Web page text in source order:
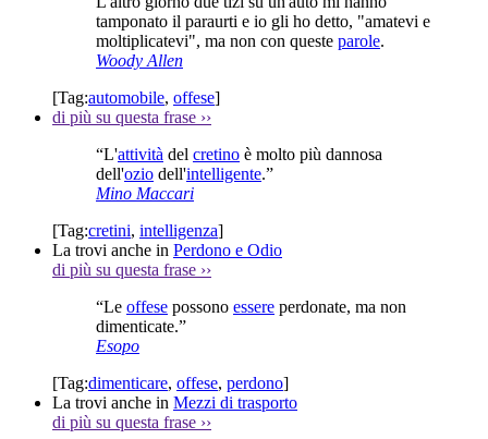
tamponato il paraurti e io gli ho detto, "amatevi e
moltiplicatevi", ma non con queste parole.
Woody Allen
[Tag:automobile, offese]
di più su questa frase ››
“L'attività del cretino è molto più dannosa
dell'ozio dell'intelligente.”
Mino Maccari
[Tag:cretini, intelligenza]
La trovi anche in Perdono e Odio
di più su questa frase ››
“Le offese possono essere perdonate, ma non
dimenticate.”
Esopo
[Tag:dimenticare, offese, perdono]
La trovi anche in Mezzi di trasporto
di più su questa frase ››